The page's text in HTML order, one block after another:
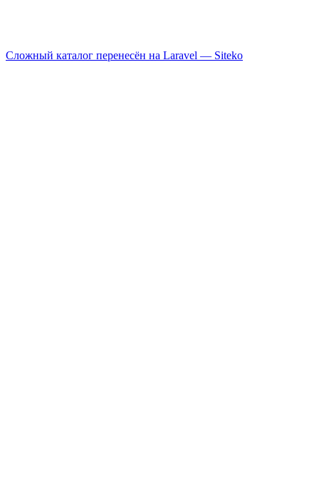
Сложный каталог перенесён на Laravel — Siteko